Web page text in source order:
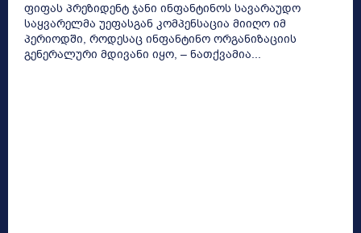
ფიფას პრეზიდენტ ჯანი ინფანტინოს სავარაუდო
საყვარელმა უეფასგან კომპენსაცია მიიღო იმ
პერიოდში, როდესაც ინფანტინო ორგანიზაციის
გენერალური მდივანი იყო, – ნათქვამია...